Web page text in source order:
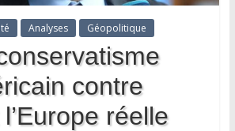
Analyses Géopolitique
contre
l’Europe réelle